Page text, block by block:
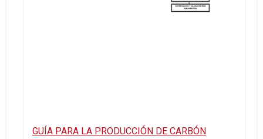
GUÍA PARA LA PRODUCCIÓN DE CARBÓN